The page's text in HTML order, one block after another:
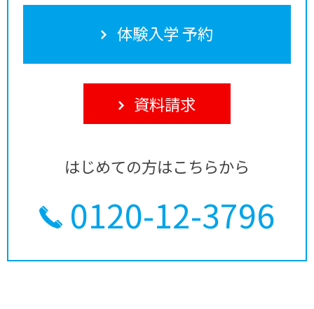
体験入学 予約
資料請求
はじめての方はこちらから
0120-12-3796